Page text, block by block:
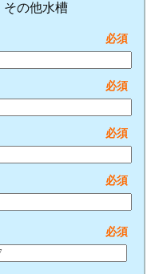
その他水槽